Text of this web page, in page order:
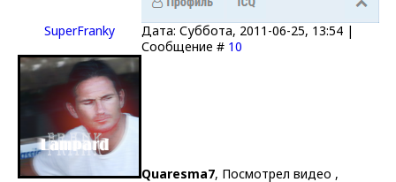
SuperFranky
Дата: Суббота, 2011-06-25, 13:54 |
Сообщение # 10
Quaresma7, Посмотрел видео ,